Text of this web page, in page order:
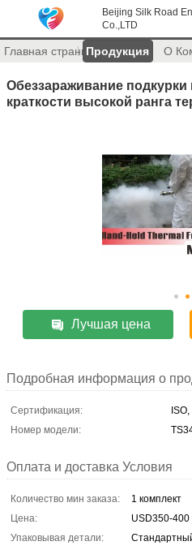
Beijing Silk Road
Co.,LTD
Главная страницаПродукция О
Обеззараживание
краткости высокой ранга
Лучшая цена
Подробная информация о
Сертификация:
Номер модели:
Оплата и доставка Условия
Количество мин заказа:
1 комплект
Цена:
USD350-400
Упаковывая детали: